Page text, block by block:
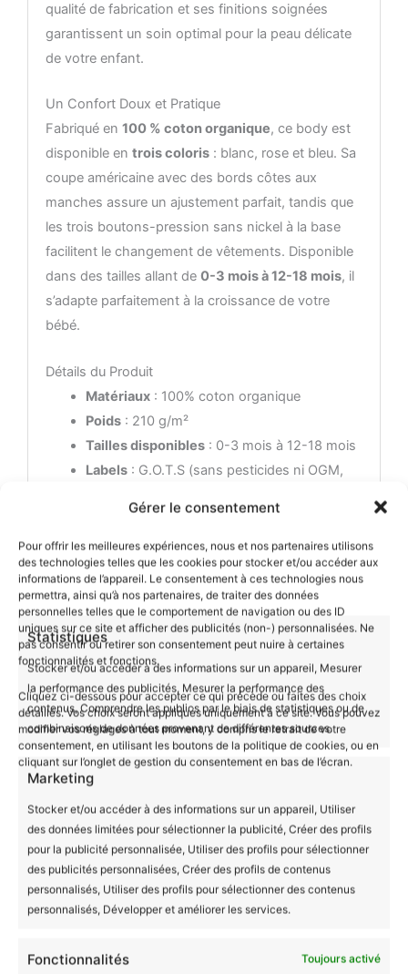
Gérer le consentement
Pour offrir les meilleures expériences, nous et nos partenaires utilisons
des technologies telles que les cookies pour stocker et/ou accéder aux
informations de l’appareil. Le consentement à ces technologies nous
permettra, ainsi qu’à nos partenaires, de traiter des données
personnelles telles que le comportement de navigation ou des ID
uniques sur ce site et afficher des publicités (non-) personnalisées. Ne
pas consentir ou retirer son consentement peut nuire à certaines
fonctionnalités et fonctions.
Cliquez ci-dessous pour accepter ce qui précède ou faites des choix
détaillés. Vos choix seront appliqués uniquement à ce site. Vous pouvez
modifier vos réglages à tout moment, y compris le retrait de votre
consentement, en utilisant les boutons de la politique de cookies, ou en
cliquant sur l’onglet de gestion du consentement en bas de l’écran.
Statistiques
Stocker et/ou accéder à des informations sur un appareil, Mesurer
la performance des publicités, Mesurer la performance des
contenus, Comprendre les publics par le biais de statistiques ou de
combinaisons de données provenant de différentes sources.
Marketing
Stocker et/ou accéder à des informations sur un appareil, Utiliser
des données limitées pour sélectionner la publicité, Créer des profils
pour la publicité personnalisée, Utiliser des profils pour sélectionner
des publicités personnalisées, Créer des profils de contenus
personnalisés, Utiliser des profils pour sélectionner des contenus
personnalisés, Développer et améliorer les services.
Fonctionnalités Toujours activé
qualité de fabrication et ses finitions soignées
garantissent un soin optimal pour la peau délicate
de votre enfant.
Un Confort Doux et Pratique
Fabriqué en 100 % coton organique, ce body est
disponible en trois coloris: blanc, rose et bleu. Sa
coupe américaine avec des bords côtes aux
manches assure un ajustement parfait, tandis que
les trois boutons-pression sans nickel à la base
facilitent le changement de vêtements. Disponible
dans des tailles allant de 0-3 mois à 12-18 mois, il
s’adapte parfaitement à la croissance de votre
bébé.
Détails du Produit
Matériaux: 100% coton organique
Poids: 210 g/m²
Tailles disponibles: 0-3 mois à 12-18 mois
Labels: G.O.T.S (sans pesticides ni OGM,
employés)
Entretien: Lavage en machine à froid (max
30°), ne pas repasser sur le visuel, lavage et
repassage sur l’envers
Un Choix Responsable et Durable
En choisissant notrebody bébéBio Les
Mignonimaux avec motif Hippopotame, vous
soutenez une production équitable qui garantit des
conditions de travail décentes pour les
producteurs. Ce vêtement est non seulement
adorable mais aussi un choix responsable pour un
avenir plus durable.
Guide des tailles